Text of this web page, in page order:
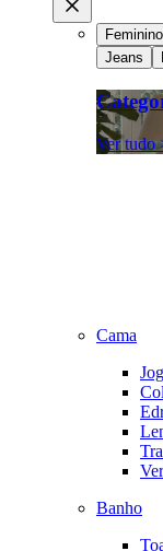
Feminino
Jeans
Ver tudo
Cama
Banho